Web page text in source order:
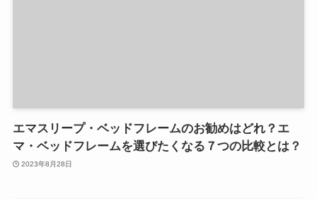
エマスリープ・ベッドフレームのお勧めはどれ？エ
マ・ベッドフレームを選びたくなる７つの比較とは？
2023年8月28日